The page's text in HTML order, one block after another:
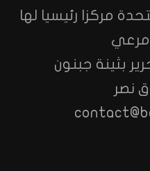
مركزا رئيسيا لها
مرعي
بثينة جبنون
نصر